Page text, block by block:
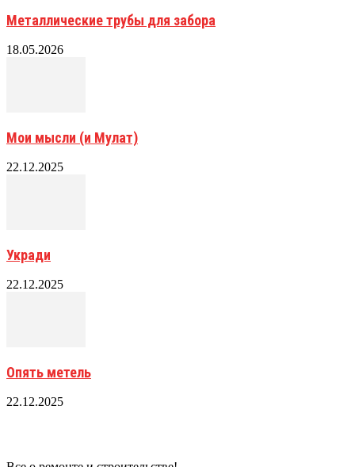
Металлические трубы для забора
18.05.2026
Мои мысли (и Мулат)
22.12.2025
Укради
22.12.2025
Опять метель
22.12.2025